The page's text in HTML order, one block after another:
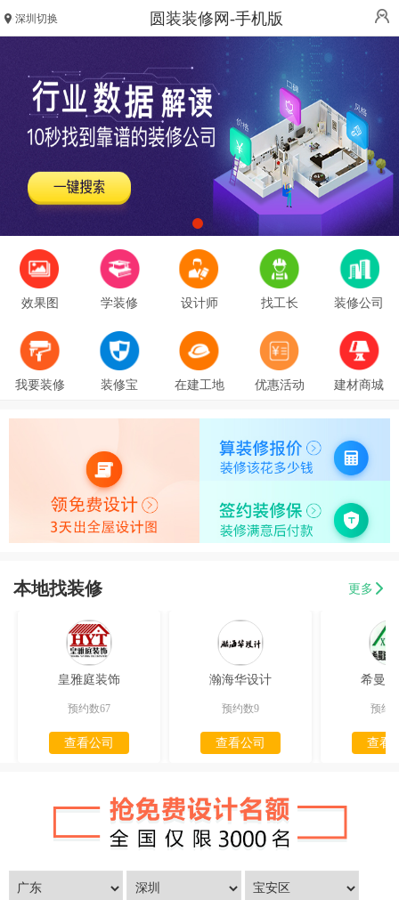
深圳切换 圆装装修网-手机版
效果图 学装修 设计师 找工长 装修公司
我要装修 装修宝 在建工地 优惠活动 建材商城
本地找装修 更多
皇雅庭装饰
预约数67
查看公司
瀚海华设计
预约数9
查看公司
希曼
预约
查看